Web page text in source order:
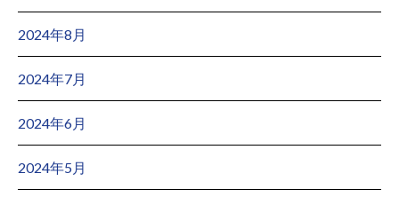
2024年8月
2024年7月
2024年6月
2024年5月